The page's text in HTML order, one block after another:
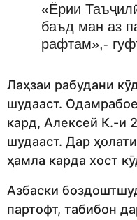
«Ёрии
баъд ман аз
рафтам»,-
Лаҳзаи рабудани
шудааст.
кард, Алексей К.-и
шудааст. Дар
ҳамла карда хост
Азбаски
партофт, табибон